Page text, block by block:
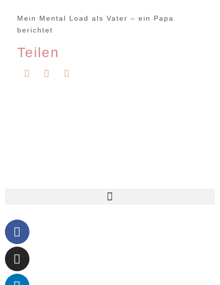
Mein Mental Load als Vater – ein Papa
berichtet
Teilen